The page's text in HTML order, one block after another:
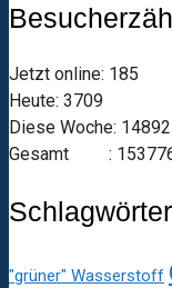
Jetzt online: 185
Heute: 3709
Diese Woche: 14892
Gesamt :
"grüner" Wasserstoff